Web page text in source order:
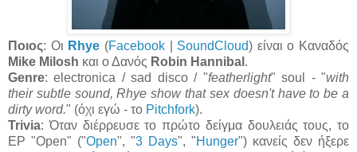
Ποιος: Οι Rhye (Facebook| SoundCloud) είναι ο Καναδός
Mike Milosh και ο Δανός Robin Hannibal .
Genre: electronica / sad disco / "featherlight" soul - "with
their subtle sound, Rhye show that sex doesn't have to be a
dirty word." (όχι εγώ - το Pitchfork).
Trivia: Όταν διέρρευσε το πρώτο δείγμα δουλειάς τους, το
EP "Open" ("Open", "3 Days", "Hunger") κανείς δεν ήξερε